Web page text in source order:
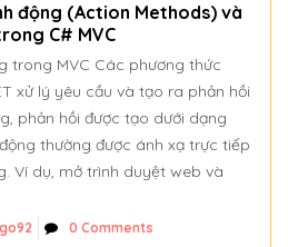
động (Action Methods) và
C# MVC
trong MVC Các phương thức
xử lý yêu cầu và tạo ra phản hồi
phản hồi được tạo dưới dạng
thường được ánh xạ trực tiếp
Ví dụ, mở trình duyệt web và
0 Comments